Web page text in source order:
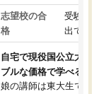
志望校の合
格
受験して
出ていな
自宅で現役国公立大学生
ブルな価格で学べる
娘の講師は東大生では無